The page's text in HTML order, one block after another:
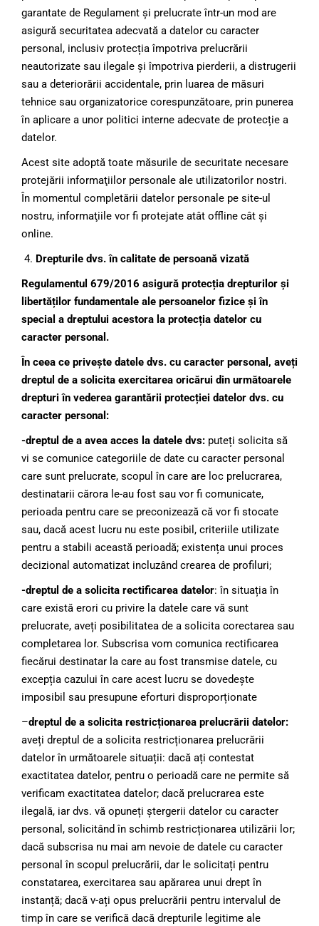
garantate de Regulament și prelucrate într-un mod are
asigură securitatea adecvată a datelor cu caracter
personal, inclusiv protecția împotriva prelucrării
neautorizate sau ilegale și împotriva pierderii, a distrugerii
sau a deteriorării accidentale, prin luarea de măsuri
tehnice sau organizatorice corespunzătoare, prin punerea
în aplicare a unor politici interne adecvate de protecție a
datelor.
Acest site adoptă toate măsurile de securitate necesare
protejării informaţiilor personale ale utilizatorilor nostri.
În momentul completării datelor personale pe site-ul
nostru, informaţiile vor fi protejate atât offline cât şi
online.
Drepturile dvs. în calitate de persoană vizată
Regulamentul 679/2016 asigură protecția drepturilor și
libertăților fundamentale ale persoanelor fizice și în
special a dreptului acestora la protecția datelor cu
caracter personal.
În ceea ce privește datele dvs. cu caracter personal, aveți
dreptul de a solicita exercitarea oricărui din următoarele
drepturi în vederea garantării protecției datelor dvs. cu
caracter personal:
-dreptul de a avea acces la datele dvs: puteți solicita să
vi se comunice categoriile de date cu caracter personal
care sunt prelucrate, scopul în care are loc prelucrarea,
destinatarii cărora le-au fost sau vor fi comunicate,
perioada pentru care se preconizează că vor fi stocate
sau, dacă acest lucru nu este posibil, criteriile utilizate
pentru a stabili această perioadă; existența unui proces
decizional automatizat incluzând crearea de profiluri;
-dreptul de a solicita rectificarea datelor: în situația în
care există erori cu privire la datele care vă sunt
prelucrate, aveți posibilitatea de a solicita corectarea sau
completarea lor. Subscrisa vom comunica rectificarea
fiecărui destinatar la care au fost transmise datele, cu
excepția cazului în care acest lucru se dovedește
imposibil sau presupune eforturi disproporționate
–dreptul de a solicita restricționarea prelucrării datelor:
aveți dreptul de a solicita restricționarea prelucrării
datelor în următoarele situații: dacă ați contestat
exactitatea datelor, pentru o perioadă care ne permite să
verificam exactitatea datelor; dacă prelucrarea este
ilegală, iar dvs. vă opuneți ștergerii datelor cu caracter
personal, solicitând în schimb restricționarea utilizării lor;
dacă subscrisa nu mai am nevoie de datele cu caracter
personal în scopul prelucrării, dar le solicitați pentru
constatarea, exercitarea sau apărarea unui drept în
instanță; dacă v-ați opus prelucrării pentru intervalul de
timp în care se verifică dacă drepturile legitime ale